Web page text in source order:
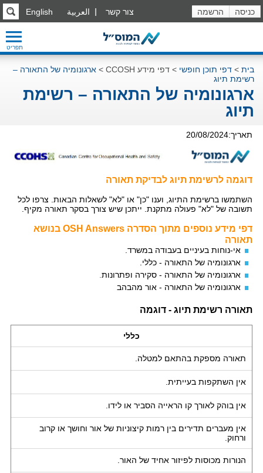
כניסה הרשמה English العربية צור קשר
תפריט
בית > דפי תוכן חופשי > דפי מידע CCOSH > ארגונומיה של התאורה –
רשימת תיוג
ארגונומיה של התאורה – רשימת
תיוג
תאריך:20/08/2024
דוגמה לרשימת תיוג לבדיקת תאורה
השתמשו ברשימת התיוג, וענו "כן" או "לא" לשאלות הבאות. צרפו לכל
תשובה של "לא" פעולה מתקנת. ייתכן שיש צורך בסקר תאורה מקיף.
דפי מידע נוספים מתוך הסדרה OSH Answers בנושא
תאורה
אי-נוחות בעיניים בעבודה במשרד.
ארגונומיה של התאורה - כללי.
ארגונומיה של התאורה - סקירה ופתרונות
ארגונומיה של התאורה - אור מהבהב
תאורה רשימת תיוג - דוגמה
כללי
תאורה מספקת בהתאם למטלה.
אין השתקפות בעייתית.
אין בוהק לאורך קו הראייה הסביר או לידו.
אין מעברים תדירים בין רמות קיצוניות של אור וחושך או קרוב
ורחוק.
הנורות מכוסות לפיזור אחיד של האור.